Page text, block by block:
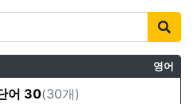
영어
어 30(30개)